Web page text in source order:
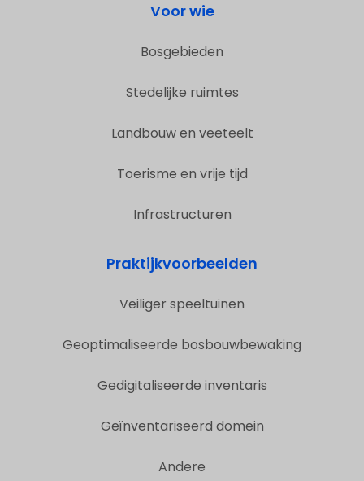
Voor wie
Bosgebieden
Stedelijke ruimtes
Landbouw en veeteelt
Toerisme en vrije tijd
Infrastructuren
Praktijkvoorbeelden
Veiliger speeltuinen
Geoptimaliseerde bosbouwbewaking
Gedigitaliseerde inventaris
Geïnventariseerd domein
Andere